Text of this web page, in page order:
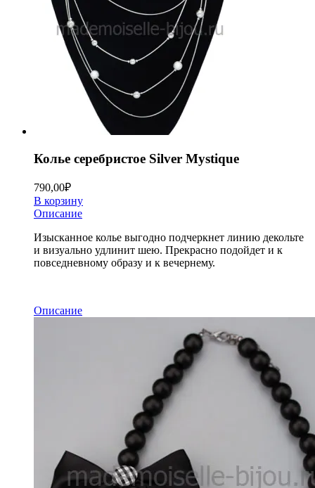
Колье серебристое Silver Mystique
790,00₽
В корзину
Описание
Изысканное колье выгодно подчеркнет линию декольте
и визуально удлинит шею. Прекрасно подойдет и к
повседневному образу и к вечернему.
Описание